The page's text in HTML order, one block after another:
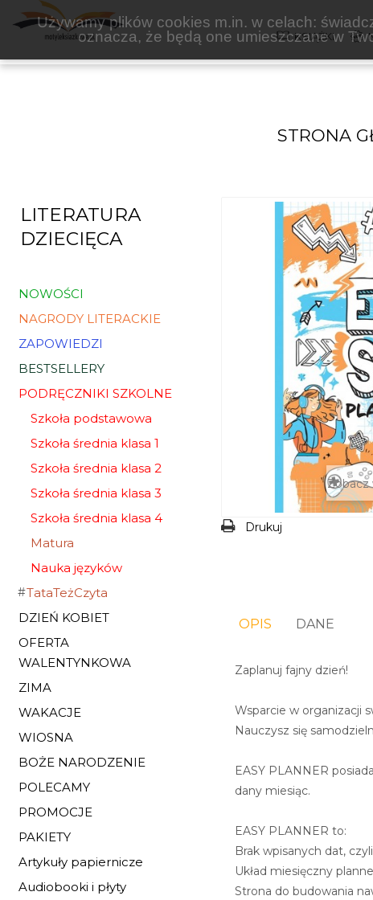
PRACOWNIA KSIĄŻKI
Używamy plików cookies m.in. w celach:
oznacza, że będą one umieszczane w
KSIĄŻKI
STRONA
LITERATURA
DZIECIĘCA
NOWOŚCI
NAGRODY LITERACKIE
ZAPOWIEDZI
BESTSELLERY
PODRĘCZNIKI SZKOLNE
Szkoła podstawowa
Szkoła średnia klasa 1
Szkoła średnia klasa 2
Szkoła średnia klasa 3
Szkoła średnia klasa 4
Matura
Nauka języków
TataTeżCzyta
DZIEŃ KOBIET
OFERTA
WALENTYNKOWA
ZIMA
WAKACJE
WIOSNA
BOŻE NARODZENIE
POLECAMY
PROMOCJE
PAKIETY
Artykuły papiernicze
Audiobooki i płyty
Zobacz
Drukuj
OPIS DANE
Zaplanuj fajny dzień!
Wsparcie w organizacji
Nauczysz się
EASY PLANNER
dany miesiąc.
EASY PLANNER to:
Brak wpisanych dat,
Układ miesięczny
Strona do budowania